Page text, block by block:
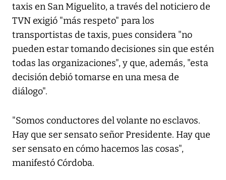
taxis en San Miguelito, a través del noticiero de
TVN exigió "más respeto" para los
transportistas de taxis, pues considera "no
pueden estar tomando decisiones sin que estén
todas las organizaciones", y que, además, "esta
decisión debió tomarse en una mesa de
diálogo".
"Somos conductores del volante no esclavos.
Hay que ser sensato señor Presidente. Hay que
ser sensato en cómo hacemos las cosas",
manifestó Córdoba.